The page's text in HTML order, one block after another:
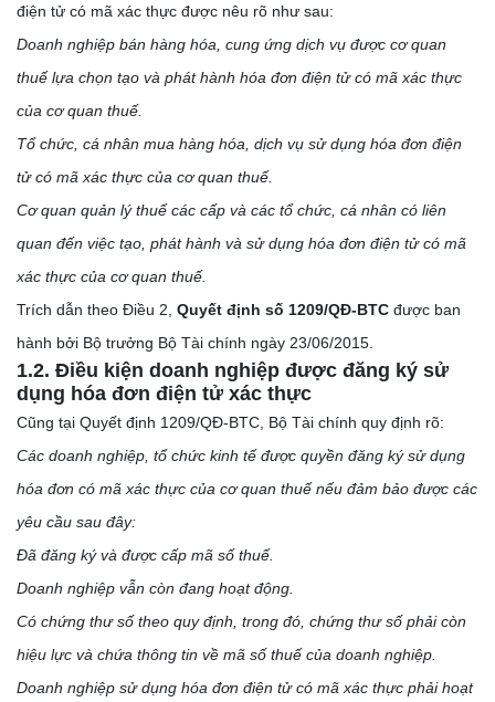
điện tử có mã xác thực được nêu rõ như sau:
Doanh nghiệp bán hàng hóa, cung ứng dịch vụ được cơ quan
thuế lựa chọn tạo và phát hành hóa đơn điện tử có mã xác thực
của cơ quan thuế.
Tổ chức, cá nhân mua hàng hóa, dịch vụ sử dụng hóa đơn điện
tử có mã xác thực của cơ quan thuế.
Cơ quan quản lý thuế các cấp và các tổ chức, cá nhân có liên
quan đến việc tạo, phát hành và sử dụng hóa đơn điện tử có mã
xác thực của cơ quan thuế.
Trích dẫn theo Điều 2, Quyết định số 1209/QĐ-BTC được ban
hành bởi Bộ trưởng Bộ Tài chính ngày 23/06/2015.
1.2. Điều kiện doanh nghiệp được đăng ký sử
dụng hóa đơn điện tử xác thực
Cũng tại Quyết định 1209/QĐ-BTC, Bộ Tài chính quy định rõ:
Các doanh nghiệp, tổ chức kinh tế được quyền đăng ký sử dụng
hóa đơn có mã xác thực của cơ quan thuế nếu đảm bảo được các
yêu cầu sau đây:
Đã đăng ký và được cấp mã số thuế.
Doanh nghiệp vẫn còn đang hoạt động.
Có chứng thư số theo quy định, trong đó, chứng thư số phải còn
hiệu lực và chứa thông tin về mã số thuế của doanh nghiệp.
Doanh nghiệp sử dụng hóa đơn điện tử có mã xác thực phải hoạt